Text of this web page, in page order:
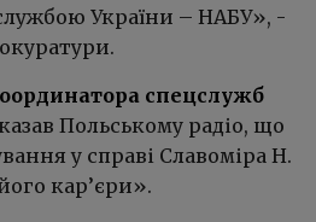
України – НАБУ», -
спецслужб
Польському радіо, що
у справі Славоміра Н.
кар’єри».